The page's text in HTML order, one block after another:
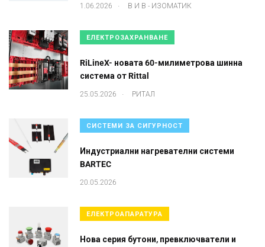
1.06.2026 . В И В - ИЗОМАТИК
ЕЛЕКТРОЗАХРАНВАНЕ
RiLineX- новата 60-милиметрова шинна
система от Rittal
25.05.2026 . РИТАЛ
СИСТЕМИ ЗА СИГУРНОСТ
Индустриални нагревателни системи
BARTEC
20.05.2026
ЕЛЕКТРОАПАРАТУРА
Нова серия бутони, превключватели и